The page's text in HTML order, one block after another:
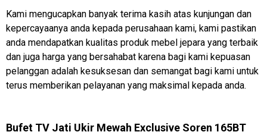
Kami mengucapkan banyak terima kasih atas kunjungan dan
kepercayaanya anda kepada perusahaan kami, kami pastikan
anda mendapatkan kualitas produk mebel jepara yang terbaik
dan juga harga yang bersahabat karena bagi kami kepuasan
pelanggan adalah kesuksesan dan semangat bagi kami untuk
terus memberikan pelayanan yang maksimal kepada anda.
Bufet TV Jati Ukir Mewah Exclusive Soren 165BT